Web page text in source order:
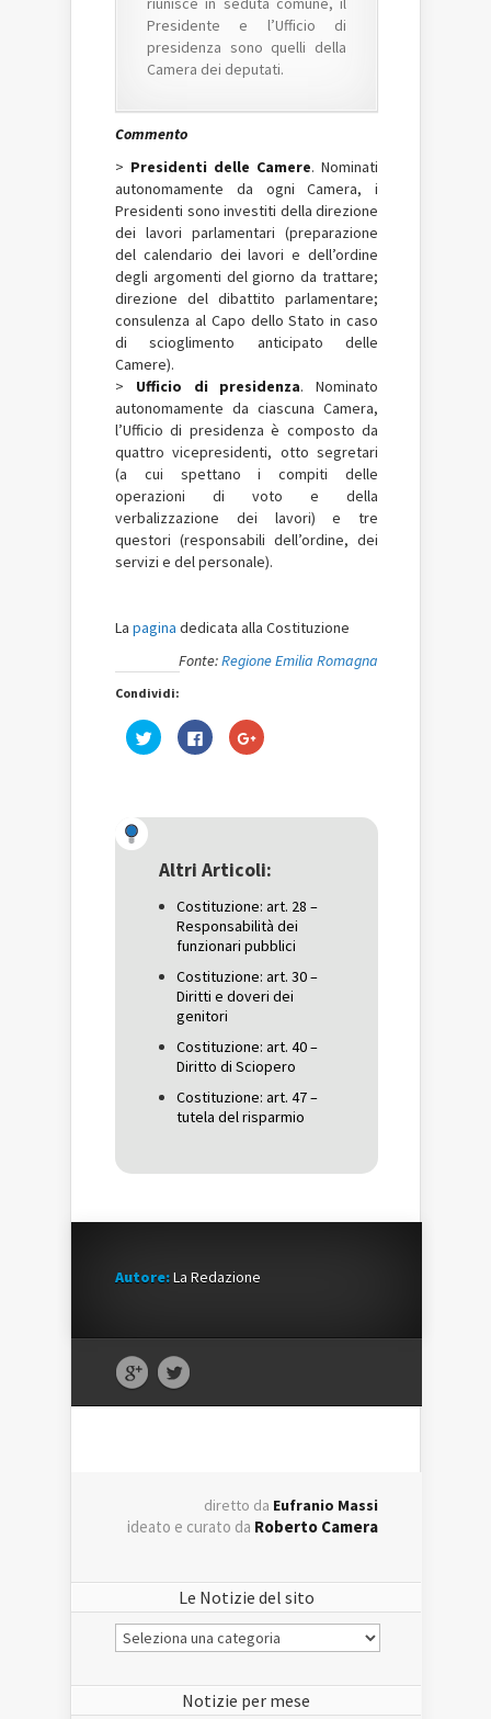
Presidente e l’Ufficio di
presidenza sono quelli della
Camera dei deputati.
Commento
> Presidenti delle Camere. Nominati
autonomamente da ogni Camera, i
Presidenti sono investiti della direzione
dei lavori parlamentari (preparazione
del calendario dei lavori e dell’ordine
degli argomenti del giorno da trattare;
direzione del dibattito parlamentare;
consulenza al Capo dello Stato in caso
di scioglimento anticipato delle
Camere).
> Ufficio di presidenza. Nominato
autonomamente da ciascuna Camera,
l’Ufficio di presidenza è composto da
quattro vicepresidenti, otto segretari
(a cui spettano i compiti delle
operazioni di voto e della
verbalizzazione dei lavori) e tre
questori (responsabili dell’ordine, dei
servizi e del personale).
La pagina dedicata alla Costituzione
Fonte:Regione Emilia Romagna
Condividi:
Fai
clic
una
nuova
Fai
clic
nuova
finestra)
Fai
clic
una
nuova
Altri Articoli:
Costituzione: art. 28 –
Responsabilità dei
funzionari pubblici
Costituzione: art. 30 –
Diritti e doveri dei
genitori
Costituzione: art. 40 –
Diritto di Sciopero
Costituzione: art. 47 –
tutela del risparmio
Autore:La Redazione
diretto da Eufranio Massi
ideato e curato da Roberto Camera
Le Notizie del sito
Le
Notizie
Notizie per mese